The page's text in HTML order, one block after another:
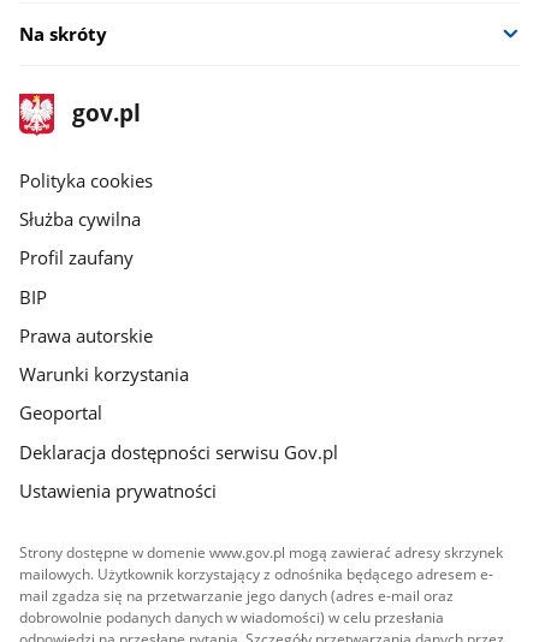
Na skróty
stopka
gov.pl
Strona
gov.pl
gov.pl
Polityka cookies
Służba cywilna
Profil zaufany
BIP
Prawa autorskie
Warunki korzystania
Geoportal
Deklaracja dostępności serwisu Gov.pl
Ustawienia prywatności
Strony dostępne w domenie www.gov.pl mogą zawierać adresy skrzynek
mailowych. Użytkownik korzystający z odnośnika będącego adresem e-
mail zgadza się na przetwarzanie jego danych (adres e-mail oraz
dobrowolnie podanych danych w wiadomości) w celu przesłania